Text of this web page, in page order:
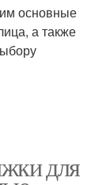
основные
а также
для